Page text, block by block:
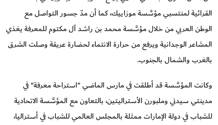
القرائية لمنتسبي مؤسَّسة موزاييك، كما أن مدّ جسور التواصل مع
الوطن العربي من خلال مؤسَّسة محمد بن راشد آل مكتوم للمعرفة يغذي
المشاعر الوجدانية ويرفع من حرارة الانتماء لحضارة عريقة وصلت الشرق
بالغرب والشمال بالجنوب.
وكانت المؤسَّسة قد أطلقت في مارس الماضي "استراحة معرفة" في
مدينتي سيدني وملبورن الأستراليتين، بالتعاون مع المؤسَّسة الاتحادية
للشباب في دولة الإمارات ممثلة بالمجلس العالمي للشباب في أستراليا،